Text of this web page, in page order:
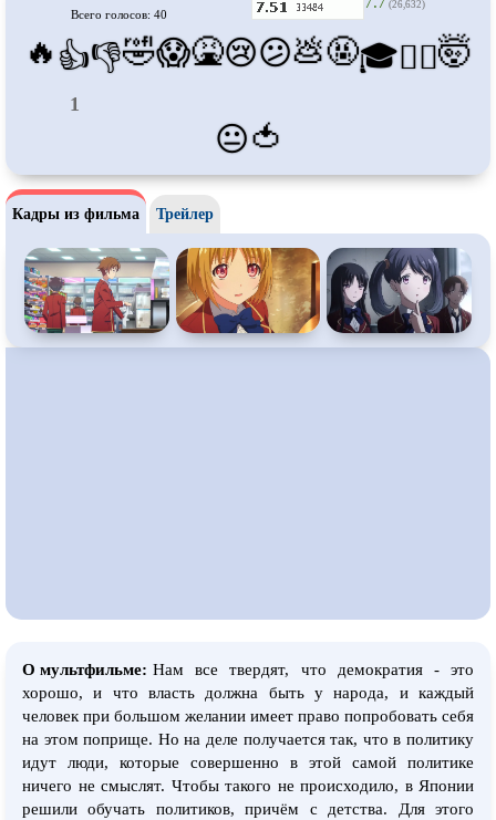
Сверхспособности Ситком
Слэшер
Сцены с
Экранизация
В ожидании
Всего голосов: 40
(26,632)
🔥 👍
1
👎🤣😱🤮😢😕💩🤬🎓😵‍💫🤯
😐🍅
Кадры из фильма Трейлер
О мультфильме: Нам все твердят, что демократия - это
хорошо, и что власть должна быть у народа, и каждый
человек при большом желании имеет право попробовать себя
на этом поприще. Но на деле получается так, что в политику
идут люди, которые совершенно в этой самой политике
ничего не смыслят. Чтобы такого не происходило, в Японии
решили обучать политиков, причём с детства. Для этого